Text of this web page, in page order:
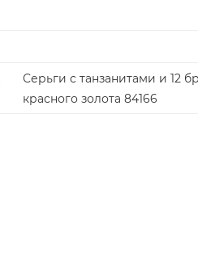
Серьги с танзанитами и 12
красного золота 84166